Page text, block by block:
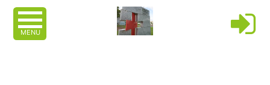
MENU